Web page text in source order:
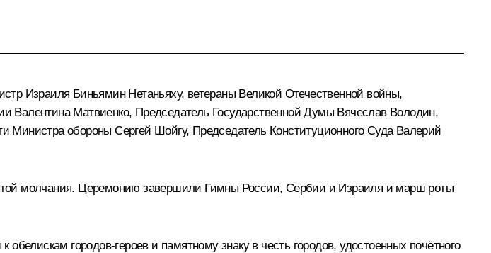
Израиля Биньямин Нетаньяху, ветераны Великой Отечественной войны,
Валентина Матвиенко, Председатель Государственной Думы Вячеслав Володин,
Министра обороны Сергей Шойгу, Председатель Конституционного Суда Валерий
молчания. Церемонию завершили Гимны России, Сербии и Израиля и марш роты
городов-героев и памятному знаку в честь городов, удостоенных почётного